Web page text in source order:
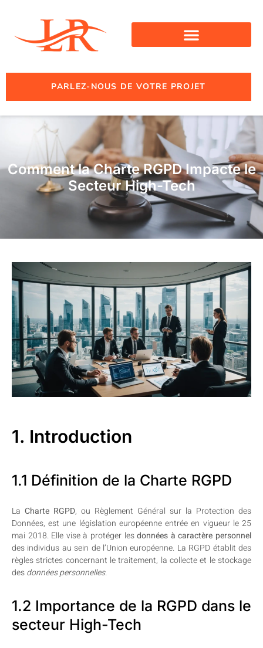
PARLEZ-NOUS DE VOTRE PROJET
Comment la Charte RGPD Impacte le
Secteur High-Tech
1. Introduction
1.1 Définition de la Charte RGPD
La Charte RGPD, ou Règlement Général sur la Protection des
Données, est une législation européenne entrée en vigueur le 25
mai 2018. Elle vise à protéger lesdonnées à caractère personnel
des individus au sein de l’Union européenne. La RGPD établit des
règles strictes concernant le traitement, la collecte et le stockage
desdonnées personnelles.
1.2 Importance de la RGPD dans le
secteur High-Tech